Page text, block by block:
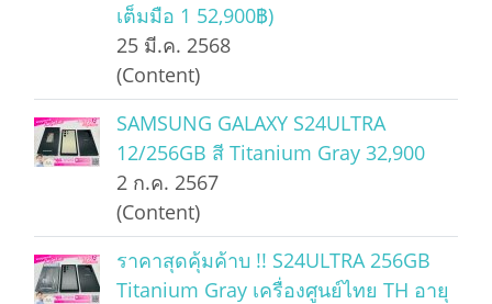
เต็มมือ 1 52,900฿)
25 มี.ค. 2568
(Content)
SAMSUNG GALAXY S24ULTRA
12/256GB สี Titanium Gray 32,900
2 ก.ค. 2567
(Content)
ราคาสุดคุ้มค้าบ !! S24ULTRA 256GB
Titanium Gray เครื่องศูนย์ไทย TH อายุ